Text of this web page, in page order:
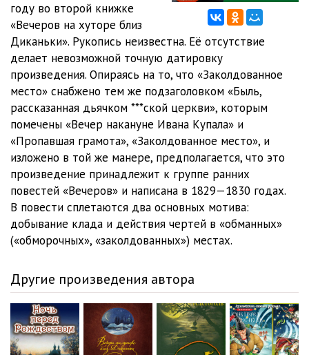
году во второй книжке
«Вечеров на хуторе близ
Диканьки». Рукопись неизвестна. Её отсутствие
делает невозможной точную датировку
произведения. Опираясь на то, что «Заколдованное
место» снабжено тем же подзаголовком «Быль,
рассказанная дьячком ***ской церкви», которым
помечены «Вечер накануне Ивана Купала» и
«Пропавшая грамота», «Заколдованное место», и
изложено в той же манере, предполагается, что это
произведение принадлежит к группе ранних
повестей «Вечеров» и написана в 1829—1830 годах.
В повести сплетаются два основных мотива:
добывание клада и действия чертей в «обманных»
(«обморочных», «заколдованных») местах.
Другие произведения автора